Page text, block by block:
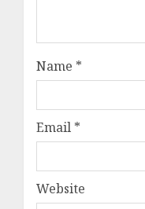
Name *
Email *
Website